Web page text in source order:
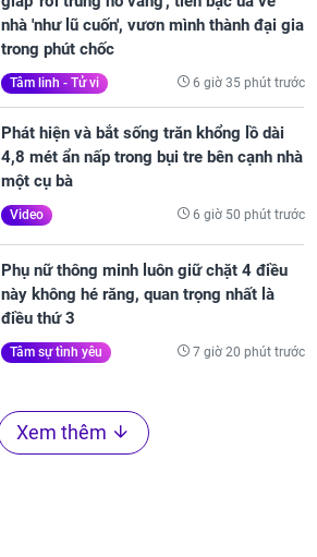
nhà 'như lũ cuốn', vươn mình thành đại gia
trong phút chốc
Tâm linh - Tử vi 6 giờ 35 phút trước
Phát hiện và bắt sống trăn khổng lồ dài
4,8 mét ẩn nấp trong bụi tre bên cạnh nhà
một cụ bà
Video 6 giờ 50 phút trước
Phụ nữ thông minh luôn giữ chặt 4 điều
này không hé răng, quan trọng nhất là
điều thứ 3
Tâm sự tình yêu 7 giờ 20 phút trước
Xem thêm